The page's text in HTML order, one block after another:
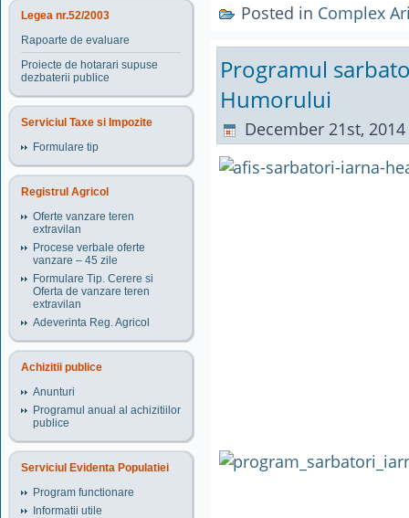
Legea nr.52/2003
Rapoarte de evaluare
Proiecte de hotarari supuse
dezbaterii publice
Serviciul Taxe si Impozite
Formulare tip
Registrul Agricol
Oferte vanzare teren
extravilan
Procese verbale oferte
vanzare – 45 zile
Formulare Tip. Cerere si
Oferta de vanzare teren
extravilan
Adeverinta Reg. Agricol
Achizitii publice
Anunturi
Programul anual al achizitiilor
publice
Serviciul Evidenta Populatiei
Program functionare
Informatii utile
Posted in Complex
Programul
Humorului
December 21st,